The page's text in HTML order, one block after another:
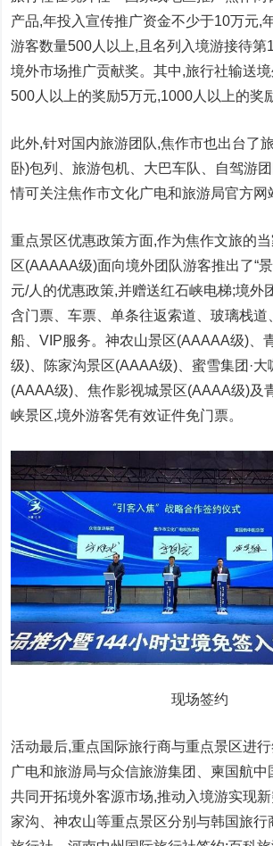
产品,年投入宣传推广资金不少于10万元,
游客数量500人以上,且名列入境游接待第
境外市场推广贡献奖。其中,旅行社输送
500人以上的奖励5万元,1000人以上的奖
此外,针对国内旅游团队,焦作市也出台了
卧)包列、旅游包机、大巴车队、自驾游
情可关注焦作市文化广电和旅游局官方网
重点景区优惠政策方面,作为焦作文旅的
区(AAAAA级)面向境外团队游客推出了“
元/人的优惠政策,并赠送红石峡电梯;境外
含门票、车票、单条往返索道、玻璃栈道
船、VIP服务。神农山景区(AAAAA级)、
级)、陈家沟景区(AAAA级)、蜜雪集团·
(AAAA级)、焦作影视城景区(AAAA级)及
峡景区,境外游客凭有效证件免门票。
现场签约
活动最后,重点国际旅行商与重点景区进
广电和旅游局与众信旅游集团、柬国航中
共同开拓境外客源市场,推动入境游实现
家沟、神农山等重点景区分别与韩国旅行